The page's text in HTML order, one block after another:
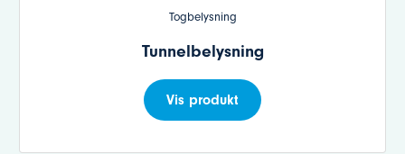
Togbelysning
Tunnelbelysning
Vis produkt